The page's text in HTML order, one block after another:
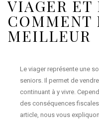
VIAGER ET
COMMENT
MEILLEUR
Le viager représente une
seniors. Il permet de
continuant à y vivre.
des conséquences
article, nous vous